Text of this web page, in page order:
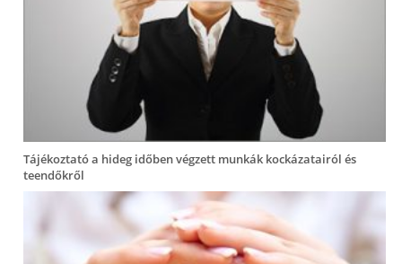
Tájékoztató a hideg időben végzett munkák kockázatairól és
teendőkről